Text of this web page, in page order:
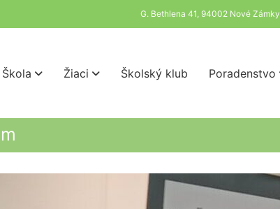
G. Bethlena 41, 94002 Nové Zámky
Škola Žiaci Školský klub Poradenstvo